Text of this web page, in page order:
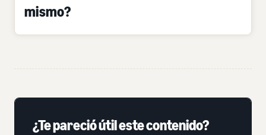
mismo?
¿Te pareció útil este contenido?